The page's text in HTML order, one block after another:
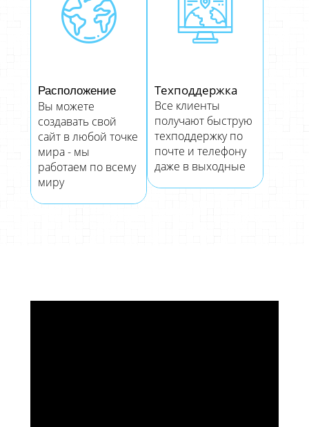
Расположение
Вы можете
создавать свой
сайт в любой точке
мира - мы
работаем по всему
миру
Техподдержка
Все клиенты
получают быструю
техподдержку по
почте и телефону
даже в выходные